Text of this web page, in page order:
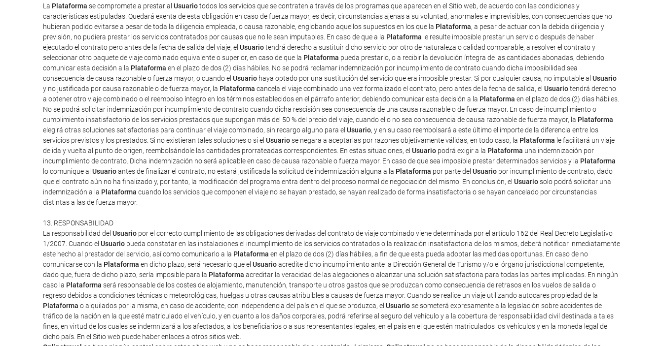
La Plataforma se compromete a prestar al Usuariotodos los servicios que se contraten a través de los programas que aparecen en el Sitio web, de acuerdo con las condiciones y
características estipuladas. Quedará exenta de esta obligación en caso de fuerza mayor, es decir, circunstancias ajenas a su voluntad, anormales e imprevisibles, con consecuencias que no
hubieran podido evitarse a pesar de toda la diligencia empleada, o causa razonable, englobando aquellos supuestos en los que la Plataforma, a pesar de actuar con la debida diligencia y
previsión, no pudiera prestar los servicios contratados por causas que no le sean imputables. En caso de que a la Plataforma le resulte imposible prestar un servicio después de haber
ejecutado el contrato pero antes de la fecha de salida del viaje, el Usuariotendrá derecho a sustituir dicho servicio por otro de naturaleza o calidad comparable, a resolver el contrato y
seleccionar otro paquete de viaje combinado equivalente o superior, en caso de que la Plataforma pueda prestarlo, o a recibir la devolución íntegra de las cantidades abonadas, debiendo
comunicar esta decisión a la Plataforma en el plazo de dos (2) días hábiles. No se podrá reclamar indemnización por incumplimiento de contrato cuando dicha imposibilidad sea
consecuencia de causa razonable o fuerza mayor, o cuando el Usuario haya optado por una sustitución del servicio que era imposible prestar. Si por cualquier causa, no imputable al Usuario
y no justificada por causa razonable o de fuerza mayor, la Plataforma cancela el viaje combinado una vez formalizado el contrato, pero antes de la fecha de salida, el Usuariotendrá derecho
a obtener otro viaje combinado o el reembolso íntegro en los términos establecidos en el párrafo anterior, debiendo comunicar esta decisión a la Plataforma en el plazo de dos (2) días hábiles.
No se podrá solicitar indemnización por incumplimiento de contrato cuando dicha rescisión sea consecuencia de una causa razonable o de fuerza mayor. En caso de incumplimiento o
cumplimiento insatisfactorio de los servicios prestados que supongan más del 50 % del precio del viaje, cuando ello no sea consecuencia de causa razonable de fuerza mayor, la Plataforma
elegirá otras soluciones satisfactorias para continuar el viaje combinado, sin recargo alguno para el Usuario, y en su caso reembolsará a este último el importe de la diferencia entre los
servicios previstos y los prestados. Si no existieran tales soluciones o si el Usuariose negara a aceptarlas por razones objetivamente válidas, en todo caso, la Plataforma le facilitará un viaje
de ida y vuelta al punto de origen, reembolsándole las cantidades prorrateadas correspondientes. En estas situaciones, el Usuario podrá exigir a la Plataforma una indemnización por
incumplimiento de contrato. Dicha indemnización no será aplicable en caso de causa razonable o fuerza mayor. En caso de que sea imposible prestar determinados servicios y la Plataforma
lo comunique al Usuarioantes de finalizar el contrato, no estará justificada la solicitud de indemnización alguna a la Plataforma por parte del Usuario por incumplimiento de contrato, dado
que el contrato aún no ha finalizado y, por tanto, la modificación del programa entra dentro del proceso normal de negociación del mismo. En conclusión, el Usuariosolo podrá solicitar una
indemnización a la Plataforma cuando los servicios que componen el viaje no se hayan prestado, se hayan realizado de forma insatisfactoria o se hayan cancelado por circunstancias
distintas a las de fuerza mayor.
13. RESPONSABILIDAD
La responsabilidad del Usuario por el correcto cumplimiento de las obligaciones derivadas del contrato de viaje combinado viene determinada por el artículo 162 del Real Decreto Legislativo
1/2007. Cuando el Usuario pueda constatar en las instalaciones el incumplimiento de los servicios contratados o la realización insatisfactoria de los mismos, deberá notificar inmediatamente
este hecho al prestador del servicio, así como comunicarlo a la Plataforma en el plazo de dos (2) días hábiles, a fin de que esta pueda adoptar las medidas oportunas. En caso de no
comunicarse con la Plataforma en dicho plazo, será necesario que el Usuarioacredite dicho incumplimiento ante la Dirección General de Turismo y/o el órgano jurisdiccional competente,
dado que, fuera de dicho plazo, sería imposible para la Plataforma acreditar la veracidad de las alegaciones o alcanzar una solución satisfactoria para todas las partes implicadas. En ningún
caso la Plataforma será responsable de los costes de alojamiento, manutención, transporte u otros gastos que se produzcan como consecuencia de retrasos en los vuelos de salida o
regreso debidos a condiciones técnicas o meteorológicas, huelgas u otras causas atribuibles a causas de fuerza mayor. Cuando se realice un viaje utilizando autocares propiedad de la
Plataforma o alquilados por la misma, en caso de accidente, con independencia del país en el que se produzca, el Usuariose someterá expresamente a la legislación sobre accidentes de
tráfico de la nación en la que esté matriculado el vehículo, y en cuanto a los daños corporales, podrá referirse al seguro del vehículo y a la cobertura de responsabilidad civil destinada a tales
fines, en virtud de los cuales se indemnizará a los afectados, a los beneficiarios o a sus representantes legales, en el país en el que estén matriculados los vehículos y en la moneda legal de
dicho país. En el Sitio web puede haber enlaces a otros sitios web.